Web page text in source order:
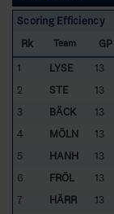
Scoring Efficiency
Rk
Team GP
1
LYSE 13
2
STE 13
3
BÄCK 13
4
MÖLN 13
5
HANH 13
6
FRÖL 13
7
HÄRR 13